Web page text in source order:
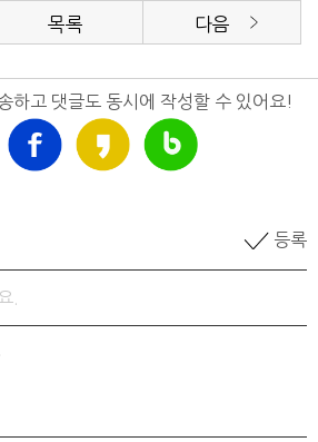
목록 다음
하고 댓글도 동시에 작성할 수 있어요!
등록